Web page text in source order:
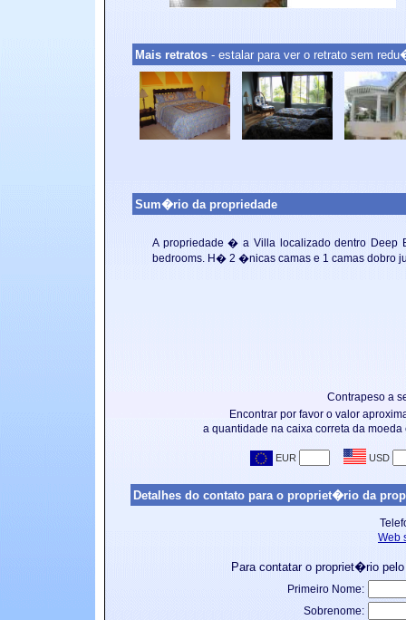
Mais retratos - estalar para ver o retrato sem
Sum�rio da propriedade
A propriedade � a Villa localizado dentro Deep
bedrooms. H� 2 �nicas camas e 1 camas dobro
Contrapeso a
Encontrar por favor o valor
a quantidade na caixa correta da
Detalhes do contato para o propriet�rio da
Web
Para contatar o propriet�rio
Primeiro Nome:
Sobrenome: